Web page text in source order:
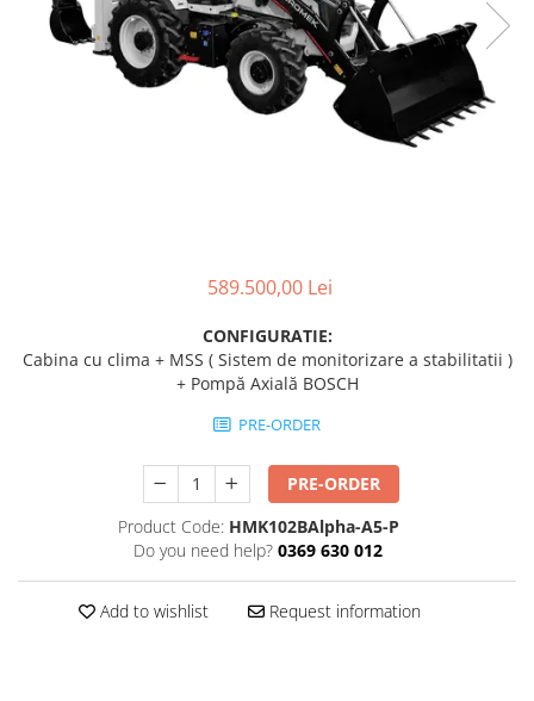
Polizoare de cioturi pomi
Tocatoare electrice
Transpaleti si stivuitoare
Trolii forestiere
Freze de zapada
Incarcatoare frontale
Masini batut stalpi
Prasitoare
589.500,00 Lei
CONFIGURATIE:
Cabina cu clima + MSS ( Sistem de monitorizare a stabilitatii )
+ Pompă Axială BOSCH
PRE-ORDER
PRE-ORDER
Product Code: HMK102BAlpha-A5-P
Do you need help? 0369 630 012
Add to wishlist Request information